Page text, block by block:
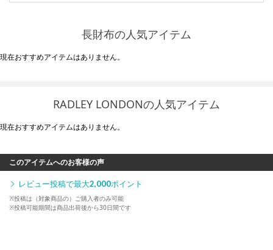
長財布の人気アイテム
現在おすすめアイテムはありません。
RADLEY LONDONの人気アイテム
現在おすすめアイテムはありません。
このアイテムへのお客様の声
レビュー投稿で最大2,000ポイント
※投稿は（対象商品の）ご購入者のみ可能
※投稿可能期間は商品出荷後から30日間です